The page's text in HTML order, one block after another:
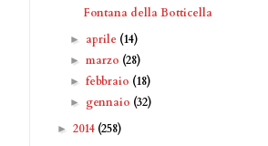
Fontana della Botticella
► aprile (14)
►marzo (28)
►febbraio (18)
► gennaio (32)
► 2014 (258)